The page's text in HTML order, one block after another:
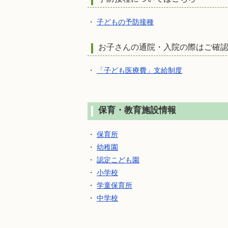
・ 子どもの予防接種
お子さんの通院・入院の際はご確
・ 「子ども医療費」支給制度
保育・教育施設情報
・ 保育所
・ 幼稚園
・ 認定こども園
・ 小学校
・ 学童保育所
・ 中学校